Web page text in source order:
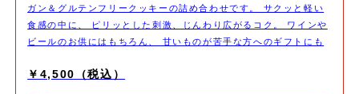
ガン＆グルテンフリークッキーの詰め合わせです。 サクッと軽い
食感の中に、 ピリッとした刺激、じんわり広がるコク。 ワインや
ビールのお供にはもちろん、 甘いものが苦手な方へのギフトにも
で、センスのいい贈り物」を。 クッキー缶の中身について ・スパ
￥4,500（税込）